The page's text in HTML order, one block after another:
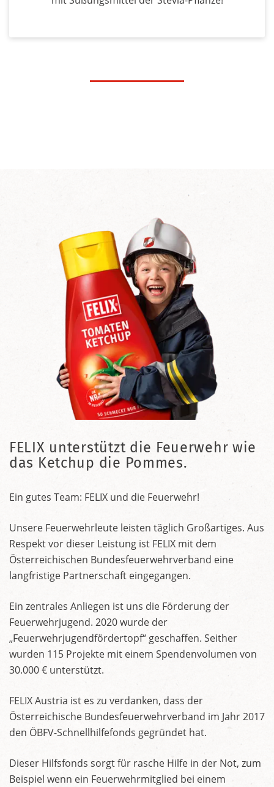
FELIX unterstützt die Feuerwehr wie
das Ketchup die Pommes.
Ein gutes Team: FELIX und die Feuerwehr!
Unsere Feuerwehrleute leisten täglich Großartiges. Aus
Respekt vor dieser Leistung ist FELIX mit dem
Österreichischen Bundesfeuerwehrverband eine
langfristige Partnerschaft eingegangen.
Ein zentrales Anliegen ist uns die Förderung der
Feuerwehrjugend. 2020 wurde der
„Feuerwehrjugendfördertopf“ geschaffen. Seither
wurden 115 Projekte mit einem Spendenvolumen von
30.000 € unterstützt.
FELIX Austria ist es zu verdanken, dass der
Österreichische Bundesfeuerwehrverband im Jahr 2017
den ÖBFV-Schnellhilfefonds gegründet hat.
Dieser Hilfsfonds sorgt für rasche Hilfe in der Not, zum
Beispiel wenn ein Feuerwehrmitglied bei einem